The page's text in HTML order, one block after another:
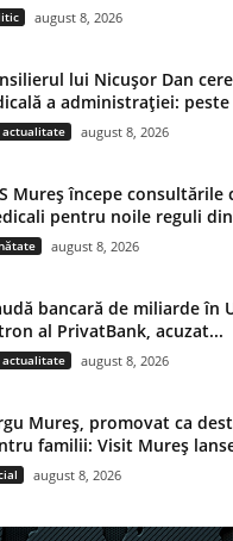
august 8, 2026
lui Nicușor Dan
a administrației: peste
actualitate august 8, 2026
Mureș începe
pentru noile reguli
august 8, 2026
bancară de miliarde în
al PrivatBank, acuzat...
actualitate august 8, 2026
Mureș, promovat ca
familii: Visit Mureș
august 8, 2026